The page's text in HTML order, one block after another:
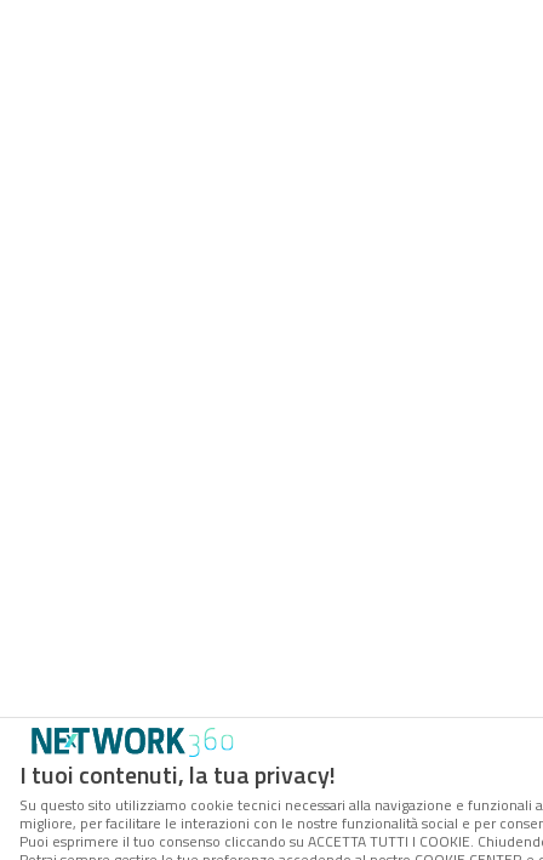
I tuoi contenuti, la tua privacy!
Su questo sito utilizziamo cookie tecnici necessari alla navigazione e
migliore, per facilitare le interazioni con le nostre funzionalità social e per
Puoi esprimere il tuo consenso cliccando su ACCETTA TUTTI I COOKIE.